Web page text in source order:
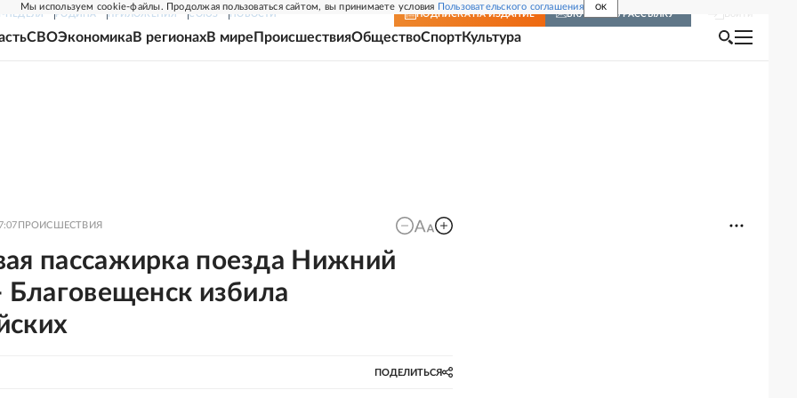
Мы используем cookie-файлы. Продолжая пользоваться сайтом, вы принимаете условия Пользовательского соглашения OK
НЕДЕЛЯ РОДИНА ПРИЛОЖЕНИЯ СОЮЗ НОВОСТИ ПОДПИСКА НА ИЗДАНИЕ ВКЛЮЧИТЬ РАССЫЛКУ
СВОЭкономикаВ регионахВ мире ПроисшествияОбществоСпортКультура
ПРОИСШЕСТВИЯ
пассажирка поезда Нижний
Благовещенск избила
ПОДЕЛИТЬСЯ